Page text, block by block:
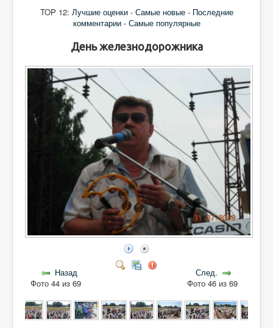
TOP 12: Лучшие оценки- Самые новые- Последние
комментарии- Самые популярные
День железнодорожника
Назад
Фото 44 из 69
След.
Фото 46 из 69